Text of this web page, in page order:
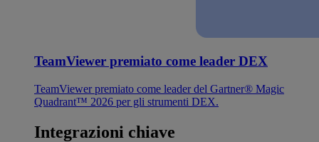
TeamViewer premiato come leader DEX
TeamViewer premiato come leader del Gartner® Magic
Quadrant™ 2026 per gli strumenti DEX.
Integrazioni chiave